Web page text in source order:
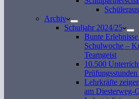
Archiv
Schuljahr 2024/25
Bunte
Schulwoche –
Teamgeist
10.500
Lehrkräfte
am Diesterweg-